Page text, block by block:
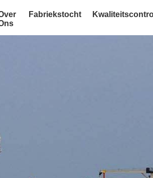
Fabriekstocht